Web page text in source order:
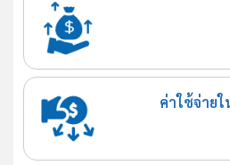
ค่าใช้จ่าย